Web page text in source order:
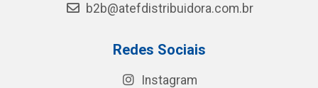
b2b@atefdistribuidora.com.br
Redes Sociais
Instagram